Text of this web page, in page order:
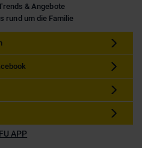
& Angebote
rund um die Familie
APP